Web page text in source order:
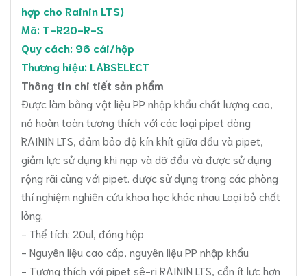
hợp cho Rainin LTS)
Mã: T-R20-R-S
Quy cách: 96 cái/hộp
Thương hiệu: LABSELECT
Thông tin chi tiết sản phẩm
Được làm bằng vật liệu PP nhập khẩu chất lượng cao,
nó hoàn toàn tương thích với các loại pipet dòng
RAININ LTS, đảm bảo độ kín khít giữa đầu và pipet,
giảm lực sử dụng khi nạp và dỡ đầu và được sử dụng
rộng rãi cùng với pipet. được sử dụng trong các phòng
thí nghiệm nghiên cứu khoa học khác nhau Loại bỏ chất
lỏng.
- Thể tích: 20ul, đóng hộp
- Nguyên liệu cao cấp, nguyên liệu PP nhập khẩu
- Tương thích với pipet sê-ri RAININ LTS, cần ít lực hơn